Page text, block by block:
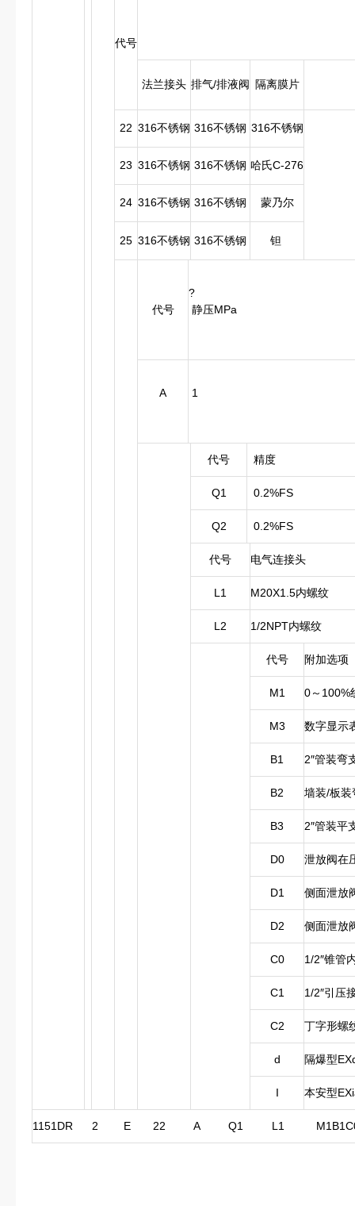
代号
法兰接头 排气/排液阀 隔离膜片
22 316不锈钢 316不锈钢 316不锈钢
23 316不锈钢 316不锈钢 哈氏C-276
24 316不锈钢 316不锈钢 蒙乃尔
25 316不锈钢 316不锈钢 钽
代号
?
静压MPa
A 1
代号 精度
Q1 0.2%FS
Q2 0.2%FS
代号 电气连接头
L1 M20X1.5内螺纹
L2 1/2NPT内螺纹
代号 附加选项
M1 0～100%
M3 数字显示
B1 2″管装弯
B2 墙装/板装
B3 2″管装平
D0 泄放阀在
D1 侧面泄放
D2 侧面泄放
C0 1/2″锥管
C1 1/2″引压
C2 丁字形螺
d 隔爆型
I 本安型
1151DR 2 E 22 A Q1 L1 M1B1C0